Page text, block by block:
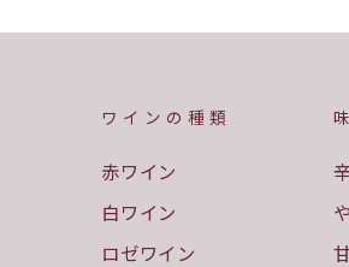
ワインの種類
赤ワイン
白ワイン
ロゼワイン